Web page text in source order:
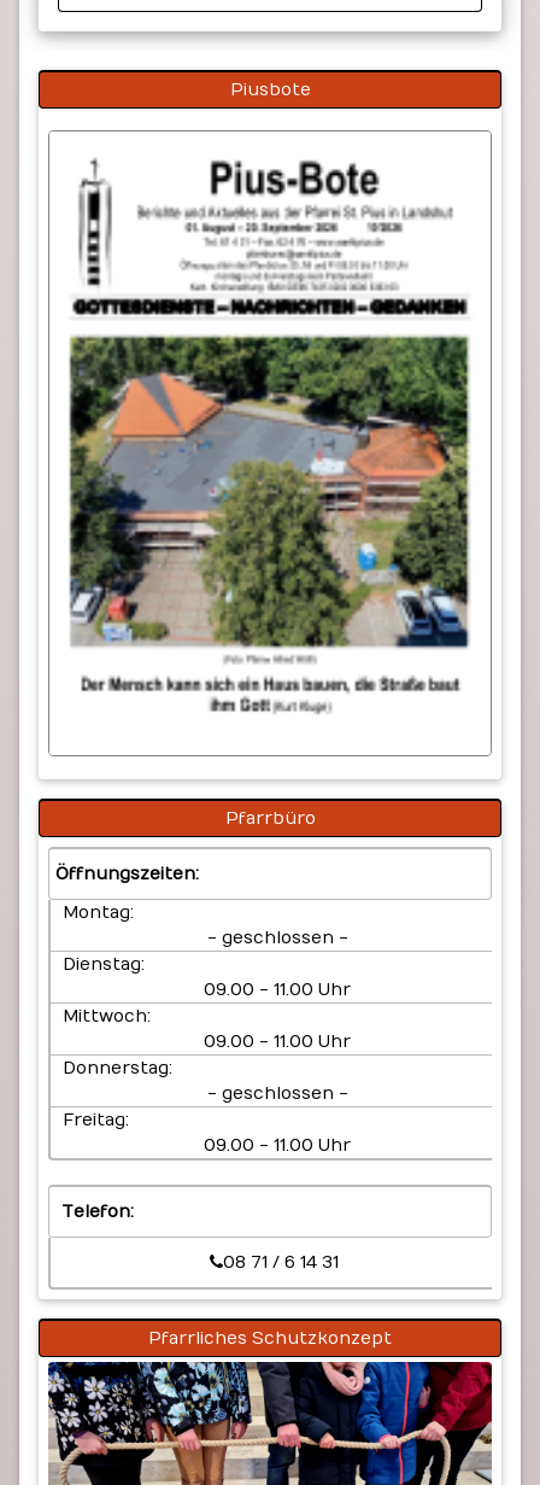
Piusbote
Pfarrbüro
Öffnungszeiten:
Montag:
- geschlossen -
Dienstag:
09.00 - 11.00 Uhr
Mittwoch:
09.00 - 11.00 Uhr
Donnerstag:
- geschlossen -
Freitag:
09.00 - 11.00 Uhr
Telefon:
08 71 / 6 14 31
Pfarrliches Schutzkonzept